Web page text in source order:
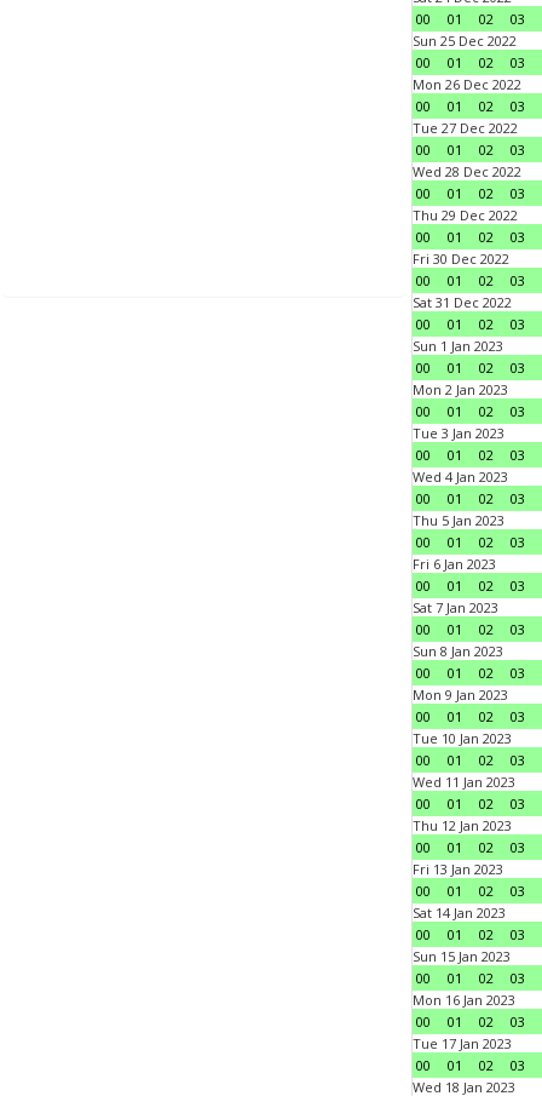
00
01 02
03
Sun 25 Dec 2022
00
01 02
03
Mon 26 Dec 2022
00
01 02
03
Tue 27 Dec 2022
00
01 02
03
Wed 28 Dec 2022
00
01 02
03
Thu 29 Dec 2022
00
01 02
03
Fri 30 Dec 2022
00
01 02
03
Sat 31 Dec 2022
00
01 02
03
Sun 1 Jan 2023
00
01 02
03
Mon 2 Jan 2023
00
01 02
03
Tue 3 Jan 2023
00
01 02
03
Wed 4 Jan 2023
00
01 02
03
Thu 5 Jan 2023
00
01 02
03
Fri 6 Jan 2023
00
01 02
03
Sat 7 Jan 2023
00
01 02
03
Sun 8 Jan 2023
00
01 02
03
Mon 9 Jan 2023
00
01 02
03
Tue 10 Jan 2023
00
01 02
03
Wed 11 Jan 2023
00
01 02
03
Thu 12 Jan 2023
00
01 02
03
Fri 13 Jan 2023
00
01 02
03
Sat 14 Jan 2023
00
01 02
03
Sun 15 Jan 2023
00
01 02
03
Mon 16 Jan 2023
00
01 02
03
Tue 17 Jan 2023
00
01 02
03
Wed 18 Jan 2023